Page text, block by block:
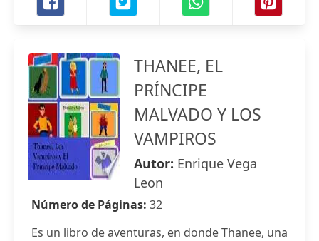
THANEE, EL
PRÍNCIPE
MALVADO Y LOS
VAMPIROS
Autor: Enrique Vega
Leon
Número de Páginas: 32
Es un libro de aventuras, en donde Thanee, una